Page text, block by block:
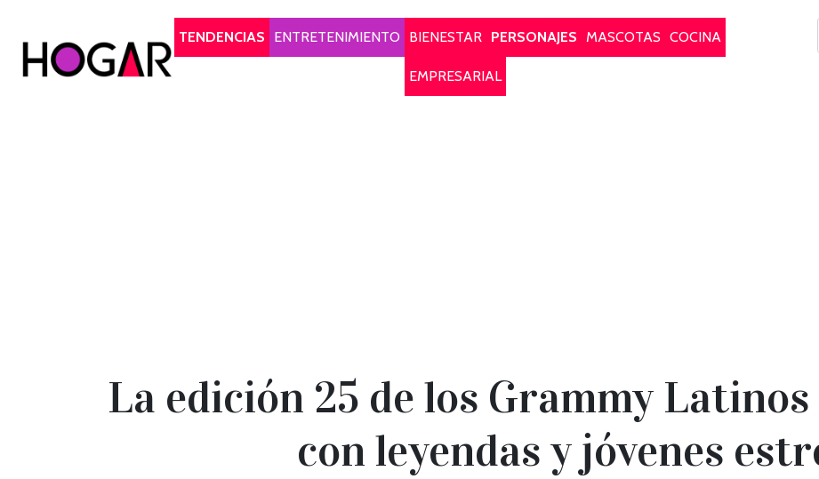
TENDENCIAS
ENTRETENIMIENTO BIENESTAR PERSONAJES MASCOTAS COCINA
EMPRESARIAL
La edición 25 de los Grammy
con leyendas y jóvenes